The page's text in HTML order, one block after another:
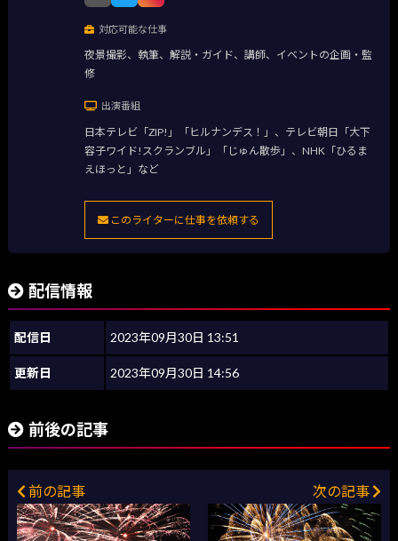
対応可能な仕事
夜景撮影、執筆、解説・ガイド、講師、イベントの企画・監
修
出演番組
日本テレビ「ZIP!」「ヒルナンデス！」、テレビ朝日「大下
容子ワイド!スクランブル」「じゅん散歩」、NHK「ひるま
えほっと」など
このライターに仕事を依頼する
配信情報
配信日 2023年09月30日 13:51
更新日 2023年09月30日 14:56
前後の記事
前の記事 次の記事